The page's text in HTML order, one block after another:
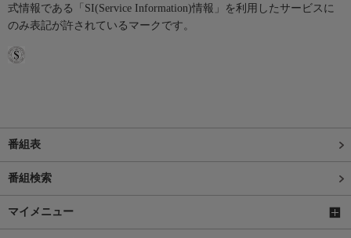
式情報である「SI(Service Information)情報」を利用したサービスに
のみ表記が許されているマークです。
番組表
番組検索
マイメニュー